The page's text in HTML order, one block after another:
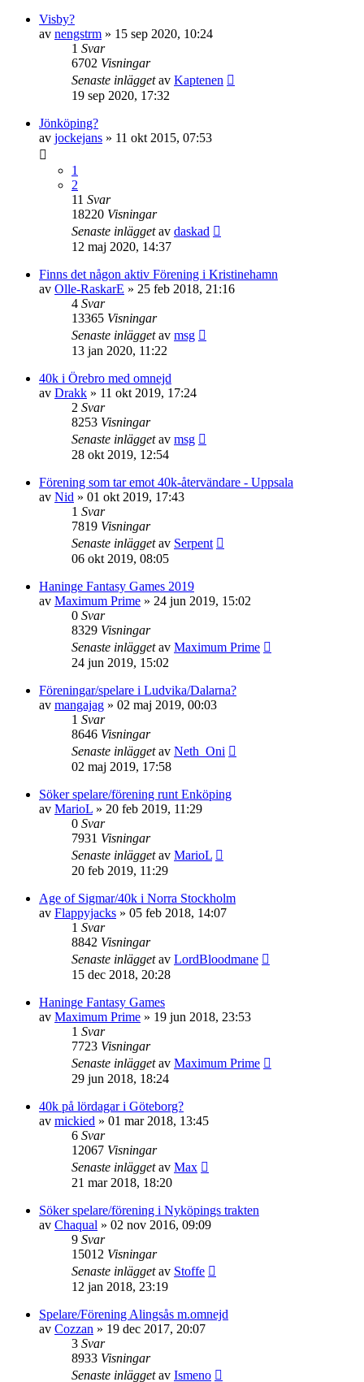
Visby?
av nengstrm » 15 sep 2020, 10:24
1 Svar
6702 Visningar
Senaste inläggetav Kaptenen
19 sep 2020, 17:32
Jönköping?
av jockejans » 11 okt 2015, 07:53
1
2
11 Svar
18220 Visningar
Senaste inläggetav daskad
12 maj 2020, 14:37
Finns det någon aktiv Förening i Kristinehamn
av Olle-RaskarE » 25 feb 2018, 21:16
4 Svar
13365 Visningar
Senaste inläggetav msg
13 jan 2020, 11:22
40k i Örebro med omnejd
av Drakk » 11 okt 2019, 17:24
2 Svar
8253 Visningar
Senaste inläggetav msg
28 okt 2019, 12:54
Förening som tar emot 40k-återvändare - Uppsala
av Nid » 01 okt 2019, 17:43
1 Svar
7819 Visningar
Senaste inläggetav Serpent
06 okt 2019, 08:05
Haninge Fantasy Games 2019
av Maximum Prime » 24 jun 2019, 15:02
0 Svar
8329 Visningar
Senaste inläggetav Maximum Prime
24 jun 2019, 15:02
Föreningar/spelare i Ludvika/Dalarna?
av mangajag » 02 maj 2019, 00:03
1 Svar
8646 Visningar
Senaste inläggetav Neth_Oni
02 maj 2019, 17:58
Söker spelare/förening runt Enköping
av MarioL » 20 feb 2019, 11:29
0 Svar
7931 Visningar
Senaste inläggetav MarioL
20 feb 2019, 11:29
Age of Sigmar/40k i Norra Stockholm
av Flappyjacks » 05 feb 2018, 14:07
1 Svar
8842 Visningar
Senaste inläggetav LordBloodmane
15 dec 2018, 20:28
Haninge Fantasy Games
av Maximum Prime » 19 jun 2018, 23:53
1 Svar
7723 Visningar
Senaste inläggetav Maximum Prime
29 jun 2018, 18:24
40k på lördagar i Göteborg?
av mickied » 01 mar 2018, 13:45
6 Svar
12067 Visningar
Senaste inläggetav Max
21 mar 2018, 18:20
Söker spelare/förening i Nyköpings trakten
av Chaqual » 02 nov 2016, 09:09
9 Svar
15012 Visningar
Senaste inläggetav Stoffe
12 jan 2018, 23:19
Spelare/Förening Alingsås m.omnejd
av Cozzan » 19 dec 2017, 20:07
3 Svar
8933 Visningar
Senaste inläggetav Ismeno